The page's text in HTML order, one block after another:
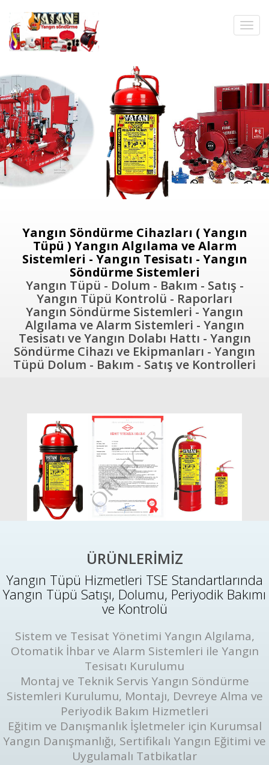
Yangın Söndürme Cihazları ( Yangın
Tüpü ) Yangın Algılama ve Alarm
Sistemleri - Yangın Tesisatı - Yangın
Söndürme Sistemleri
Yangın Tüpü - Dolum - Bakım - Satış -
Yangın Tüpü Kontrolü - Raporları
Yangın Söndürme Sistemleri - Yangın
Algılama ve Alarm Sistemleri - Yangın
Tesisatı ve Yangın Dolabı Hattı - Yangın
Söndürme Cihazı ve Ekipmanları - Yangın
Tüpü Dolum - Bakım - Satış ve Kontrolleri
ÜRÜNLERİMİZ
Yangın Tüpü Hizmetleri TSE Standartlarında
Yangın Tüpü Satışı, Dolumu, Periyodik Bakımı
ve Kontrolü
Sistem ve Tesisat Yönetimi Yangın Algılama,
Otomatik İhbar ve Alarm Sistemleri ile Yangın
Tesisatı Kurulumu
Montaj ve Teknik Servis Yangın Söndürme
Sistemleri Kurulumu, Montajı, Devreye Alma ve
Periyodik Bakım Hizmetleri
Eğitim ve Danışmanlık İşletmeler için Kurumsal
Yangın Danışmanlığı, Sertifikalı Yangın Eğitimi ve
Uygulamalı Tatbikatlar